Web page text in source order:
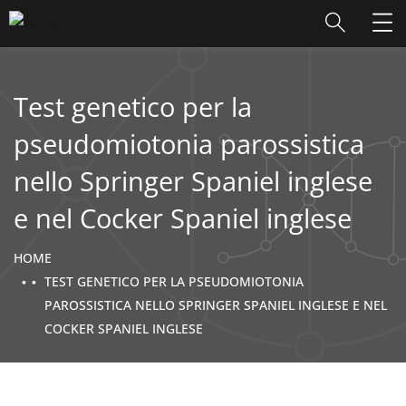
Test genetico per la
pseudomiotonia parossistica
nello Springer Spaniel inglese
e nel Cocker Spaniel inglese
HOME
TEST GENETICO PER LA PSEUDOMIOTONIA
PAROSSISTICA NELLO SPRINGER SPANIEL INGLESE E NEL
COCKER SPANIEL INGLESE